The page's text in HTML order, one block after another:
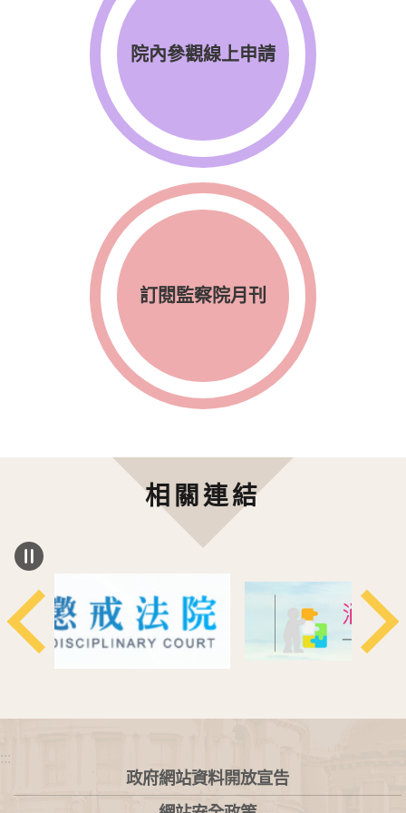
院內參觀線上申請
訂閱監察院月刊
相關連結
:::
政府網站資料開放宣告